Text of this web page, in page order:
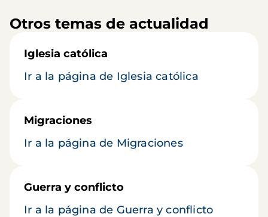
Otros temas de actualidad
Iglesia católica
Ir a la página de Iglesia católica
Migraciones
Ir a la página de Migraciones
Guerra y conflicto
Ir a la página de Guerra y conflicto